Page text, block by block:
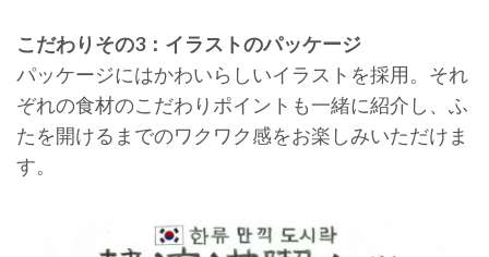
こだわりその3：イラストのパッケージ
パッケージにはかわいらしいイラストを採用。それ
ぞれの食材のこだわりポイントも一緒に紹介し、ふ
たを開けるまでのワクワク感をお楽しみいただけま
す。